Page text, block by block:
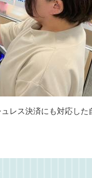
ス決済にも対応した